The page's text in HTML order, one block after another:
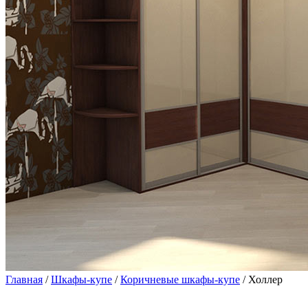
Главная /Шкафы-купе /Коричневые шкафы-купе / Холлер